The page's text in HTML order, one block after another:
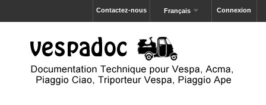
Connexion
Français
Contactez-nous